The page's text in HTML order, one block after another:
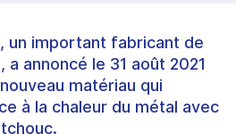
un important fabricant de
annoncé le 31 août 2021
matériau qui
à la chaleur du métal avec